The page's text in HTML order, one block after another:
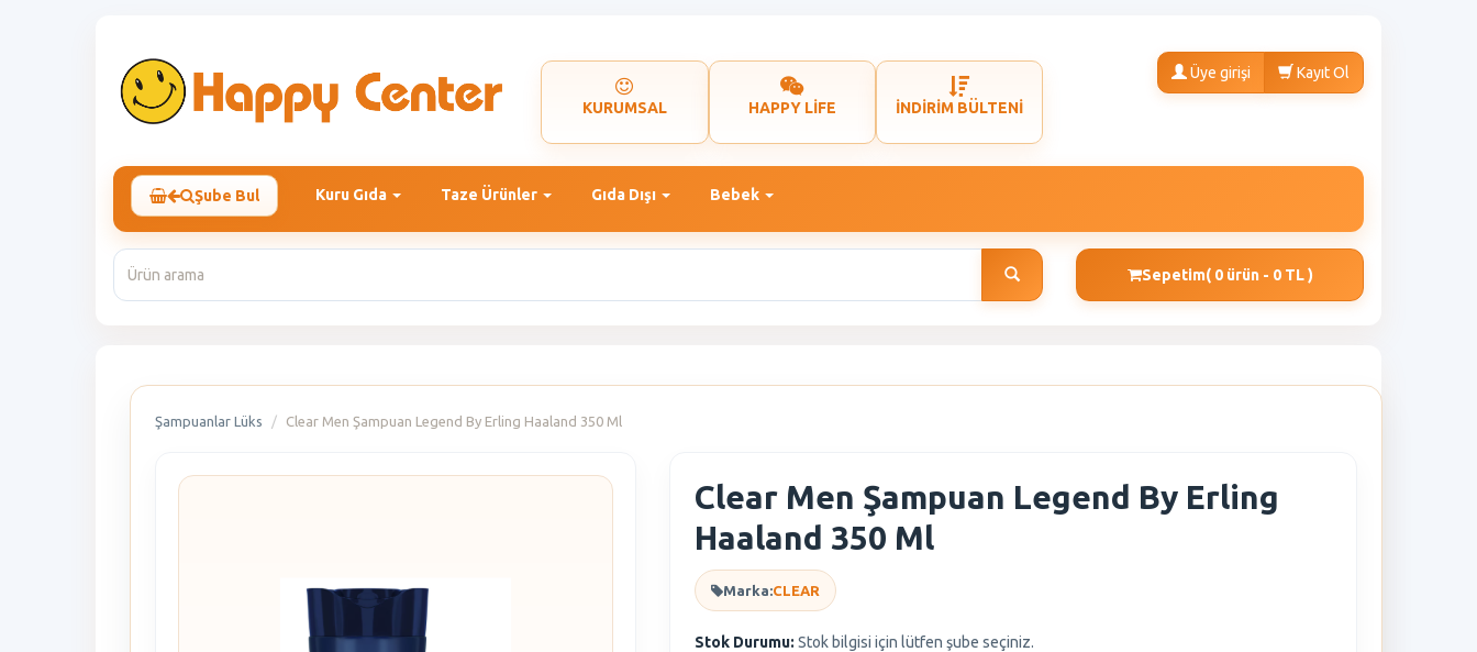
KURUMSAL HAPPY LİFE İNDİRİM BÜLTENİ
Üye girişi Kayıt Ol
Şube Bul Kuru Gıda Taze Ürünler Gıda Dışı Bebek
Sepetim( 0 ürün - 0 TL )
Şampuanlar Lüks Clear Men Şampuan Legend By Erling Haaland 350 Ml
Clear Men Şampuan Legend By Erling
Haaland 350 Ml
Marka:CLEAR
Stok Durumu: Stok bilgisi için lütfen şube seçiniz.